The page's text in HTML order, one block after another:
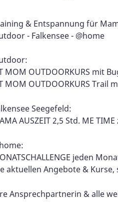
& Entspannung für
- Falkensee - @home
MOM OUTDOORKURS mit
MOM OUTDOORKURS
Seegefeld:
AUSZEIT 2,5 Std. ME
jeden
aktuellen Angebote &
Ansprechpartnerin & alle